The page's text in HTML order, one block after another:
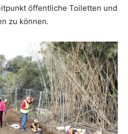
öffentliche Toiletten und
zu können.